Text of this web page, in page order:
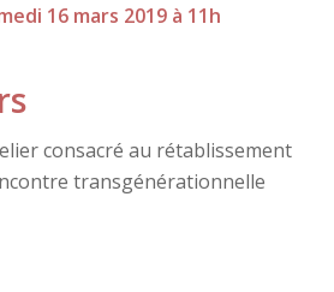
16 mars 2019 à 11h
consacré au rétablissement
transgénérationnelle